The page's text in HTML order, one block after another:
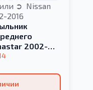
Nissan
2016
2002-